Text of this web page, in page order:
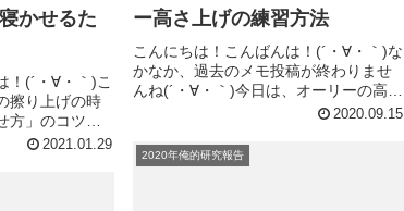
かせるた
！(´・∀・｀)こ
擦り上げの時
方」のコツを
ーおじさんオ
ができない
ると思いま...
2021.01.29
ー高さ上げの練習方法
こんにちは！こんばんは！(´・∀・｀)な
かなか、過去のメモ投稿が終わりませ
んね(´・∀・｀)今日は、オーリーの高さ
を上げる練習方法です。実際に自分で
す！オーリーの物飛びが上達する方法
を見つけた。飛びたい物の前...
2020.09.15
2020年俺的研究報告